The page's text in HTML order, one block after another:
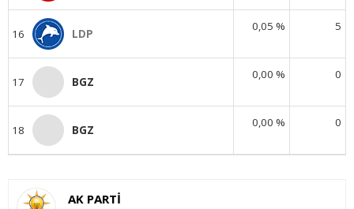
16 LDP
0,05 % 5
17 BGZ
0,00 % 0
18 BGZ
0,00 % 0
AK PARTİ